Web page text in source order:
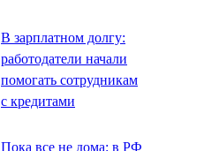
В зарплатном долгу:
работодатели начали
помогать сотрудникам
с кредитами
Пока все не дома: в РФ